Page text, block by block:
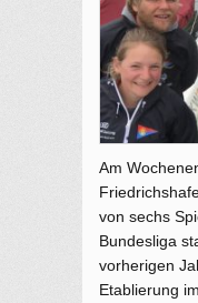
Am
von sechs
Bundesliga
vorherigen
Etablierung